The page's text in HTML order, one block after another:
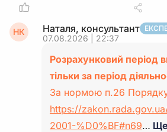
НК Наталя, консультант
07.08.2026 | 22:37
Розрахунковий період
тільки за період
За нормою п.26
https://
2001-%D0%BF#n69… Ще